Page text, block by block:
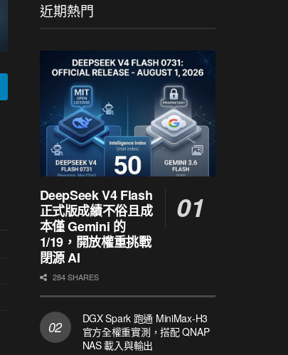
近期熱門
DeepSeek V4 Flash
正式版成績不俗且成
本僅 Gemini 的
1/19，開放權重挑戰
閉源 AI
284 SHARES
DGX Spark 跑通 MiniMax-H3
官方全權重實測，搭配 QNAP
NAS 載入與輸出